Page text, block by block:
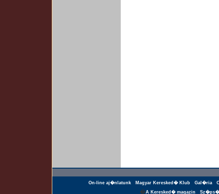
On-line aj�nlatunk Magyar Keresked� Klub Gal�ria
�A Keresked� magazin